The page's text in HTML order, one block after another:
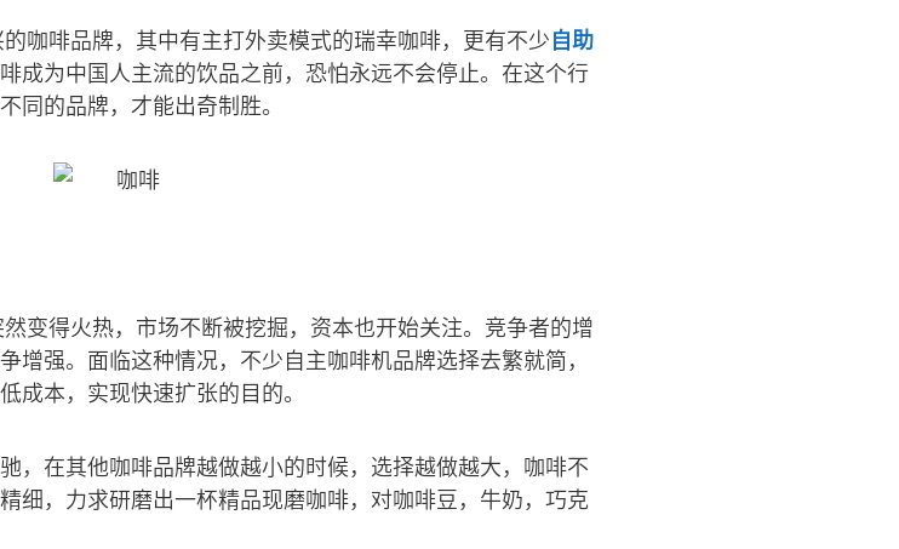
咖啡品牌，其中有主打外卖模式的瑞幸咖啡，更有不少自助
成为中国人主流的饮品之前，恐怕永远不会停止。在这个行
同的品牌，才能出奇制胜。
变得火热，市场不断被挖掘，资本也开始关注。竞争者的增
强。面临这种情况，不少自主咖啡机品牌选择去繁就简，
成本，实现快速扩张的目的。
，在其他咖啡品牌越做越小的时候，选择越做越大，咖啡不
细，力求研磨出一杯精品现磨咖啡，对咖啡豆，牛奶，巧克